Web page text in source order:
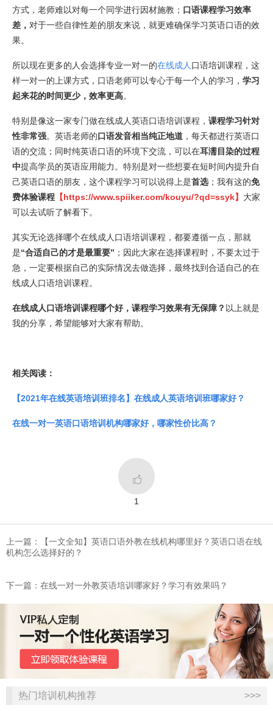
方式，老师难以对每一个同学进行因材施教； 口语课程学习效率
差， 对于一些自律性差的朋友来说，就更难确保学习英语口语的效
果。
所以现在更多的人会选择专业一对一的在线成人 口语培训课程，这
样一对一的上课方式，口语老师可以专心于每一个人的学习， 学习
起来花的时间更少，效率更高。
特别是像这一家专门做在线成人英语口语培训课程， 课程学习针对
性非常强。英语老师的口语发音相当纯正地道 ，每天都进行英语口
语的交流；同时纯英语口语的环境下交流，可以在耳濡目染的过程
中提高学员的英语应用能力。特别是对一些想要在短时间内提升自
己英语口语的朋友，这个课程学习可以说得上是首选；我有这的免
费体验课程 【https://www.spiiker.com/kouyu/?qd=ssyk】 大家
可以去试听了解看下。
其实无论选择哪个在线成人口语培训课程，都要遵循一点，那就
是“合适自己的才是最重要” ；因此大家在选择课程时，不要太过于
急，一定要根据自己的实际情况去做选择，最终找到合适自己的在
线成人口语培训课程。
在线成人口语培训课程哪个好，课程学习效果有无保障？ 以上就是
我的分享，希望能够对大家有帮助。
相关阅读：
【2021年在线英语培训班排名】在线成人英语培训班哪家好？
在线一对一英语口语培训机构哪家好，哪家性价比高？

1
上一篇：【一文全知】英语口语外教在线机构哪里好？英语口语在线
机构怎么选择好的？
下一篇：在线一对一外教英语培训哪家好？学习有效果吗？
热门培训机构推荐 >>>